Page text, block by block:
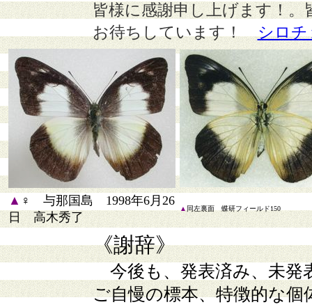
皆様に感謝申し上げます！
お待ちしています！
シロチ
▲ ♀ 与那国島 1998年6月26
日 高木秀了
▲ 同左裏面 蝶研フィールド150
《謝辞》
今後も、発表済み、未発
ご自慢の標本、特徴的な